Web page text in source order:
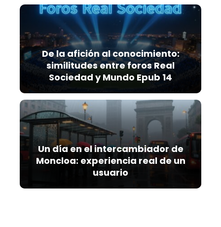
De la afición al conocimiento:
similitudes entre foros Real
Sociedad y Mundo Epub 14
Un día en el intercambiador de
Moncloa: experiencia real de un
usuario